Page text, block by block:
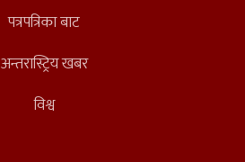
पत्रपत्रिका बाट
अन्तरास्ट्रिय खबर
विश्व